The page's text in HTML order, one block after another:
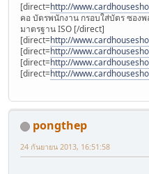
[direct=http://
คอ บัตรพนักงาน กรอบใส่บัตร ซอง
มาตรฐาน ISO [/direct]
[direct=http://
[direct=http://
[direct=http://
[direct=http://
pongthep
24 กันยายน 2013, 16:51:58